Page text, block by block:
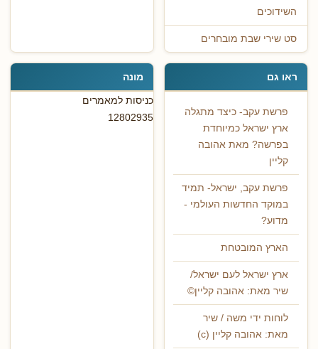
השידוכים
סט שירי שבת מובחרים
ראו גם
פרשת עקב- כיצד מתגלה
ארץ ישראל כמיוחדת
בפרשה? מאת אהובה
קליין
פרשת עקב, ישראל- תמיד
במוקד החדשות העולמי -
מדוע?
הארץ המובטחת
ארץ ישראל לעם ישראל/
שיר מאת: אהובה קליין©
לוחות ידי משה / שיר
מאת: אהובה קליין (c)
מונה
כניסות למאמרים
12802935